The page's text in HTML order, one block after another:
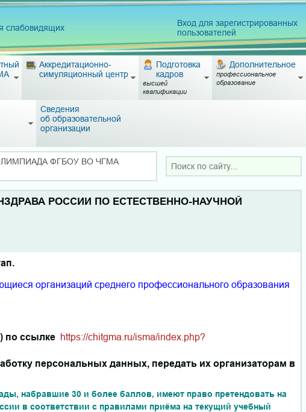
слабовидящих
Вход для зарегистрированных
пользователей
Аккредитационно-
симуляционный центр
Подготовка
кадров
высшей
квалификации
Дополнительное
профессиональное
образование
Сведения
об образовательной
организации
ФГБОУ ВО ЧГМА
РОССИИ ПО ЕСТЕСТВЕННО-НАУЧНОЙ
организаций среднего профессионального образования
по ссылке https://chitgma.ru/isma/index.php?
персональных данных, передать их организаторам в
набравшие 30 и более баллов, имеют право претендовать на
в соответствии с правилами приёма на текущий учебный